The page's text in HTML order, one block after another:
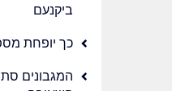
ביקנעם
כך יופחת
המגבונים